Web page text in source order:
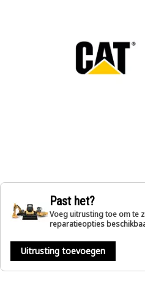
Past het?
Voeg uitrusting toe om te
reparatieopties
Uitrusting toevoegen